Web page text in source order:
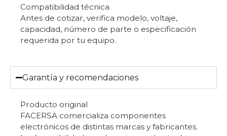
Compatibilidad técnica
Antes de cotizar, verifica modelo, voltaje,
capacidad, número de parte o especificación
requerida por tu equipo.
Garantía y recomendaciones
Producto original
FACERSA comercializa componentes
electrónicos de distintas marcas y fabricantes.